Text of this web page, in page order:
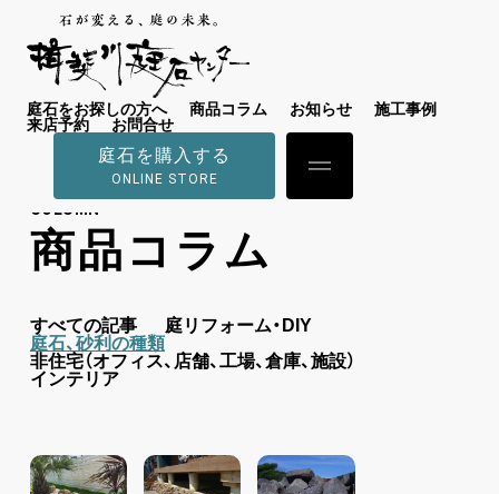
庭石をお探しの方へ 商品コラム お知らせ
施工事例
来店予約
お問合せ
庭石を購入する
ONLINE STORE
COLUMN
商品コラム
すべての記事
庭リフォーム・DIY
庭石、砂利の種類
非住宅（オフィス、店舗、工場、倉庫、施設）
インテリア